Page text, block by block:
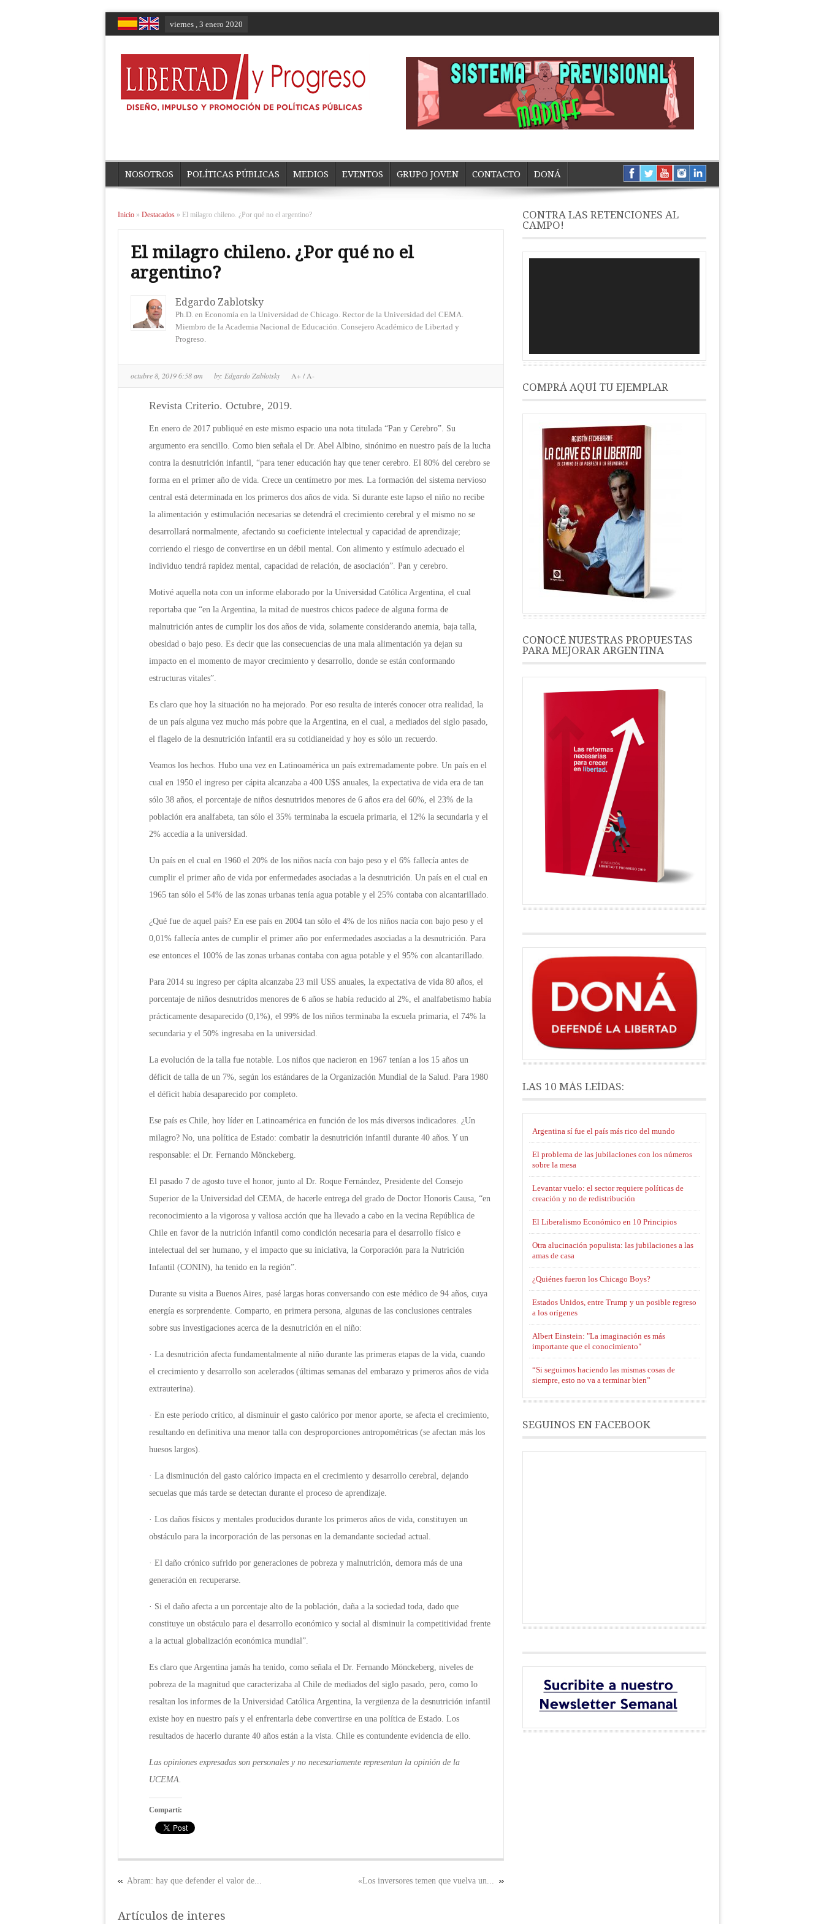
viernes , 3 enero 2020
NOSOTROS POLÍTICAS PÚBLICAS MEDIOS EVENTOS GRUPO JOVEN CONTACTO DONÁ
Inicio » Destacados » El milagro chileno. ¿Por qué no el argentino?
El milagro chileno. ¿Por qué no el
argentino?
Edgardo Zablotsky
Ph.D. en Economía en la Universidad de Chicago. Rector de la Universidad del CEMA.
Miembro de la Academia Nacional de Educación. Consejero Académico de Libertad y
Progreso.
octubre 8, 2019 6:58 am by: Edgardo Zablotsky A+/A-
Revista Criterio. Octubre, 2019.
En enero de 2017 publiqué en este mismo espacio una nota titulada “Pan y Cerebro”. Su
argumento era sencillo. Como bien señala el Dr. Abel Albino, sinónimo en nuestro país de la lucha
contra la desnutrición infantil, “para tener educación hay que tener cerebro. El 80% del cerebro se
forma en el primer año de vida. Crece un centímetro por mes. La formación del sistema nervioso
central está determinada en los primeros dos años de vida. Si durante este lapso el niño no recibe
la alimentación y estimulación necesarias se detendrá el crecimiento cerebral y el mismo no se
desarrollará normalmente, afectando su coeficiente intelectual y capacidad de aprendizaje;
corriendo el riesgo de convertirse en un débil mental. Con alimento y estímulo adecuado el
individuo tendrá rapidez mental, capacidad de relación, de asociación”. Pan y cerebro.
Motivé aquella nota con un informe elaborado por la Universidad Católica Argentina, el cual
reportaba que “en la Argentina, la mitad de nuestros chicos padece de alguna forma de
malnutrición antes de cumplir los dos años de vida, solamente considerando anemia, baja talla,
obesidad o bajo peso. Es decir que las consecuencias de una mala alimentación ya dejan su
impacto en el momento de mayor crecimiento y desarrollo, donde se están conformando
estructuras vitales”.
Es claro que hoy la situación no ha mejorado. Por eso resulta de interés conocer otra realidad, la
de un país alguna vez mucho más pobre que la Argentina, en el cual, a mediados del siglo pasado,
el flagelo de la desnutrición infantil era su cotidianeidad y hoy es sólo un recuerdo.
Veamos los hechos. Hubo una vez en Latinoamérica un país extremadamente pobre. Un país en el
cual en 1950 el ingreso per cápita alcanzaba a 400 U$S anuales, la expectativa de vida era de tan
sólo 38 años, el porcentaje de niños desnutridos menores de 6 años era del 60%, el 23% de la
población era analfabeta, tan sólo el 35% terminaba la escuela primaria, el 12% la secundaria y el
2% accedía a la universidad.
Un país en el cual en 1960 el 20% de los niños nacía con bajo peso y el 6% fallecía antes de
cumplir el primer año de vida por enfermedades asociadas a la desnutrición. Un país en el cual en
1965 tan sólo el 54% de las zonas urbanas tenía agua potable y el 25% contaba con alcantarillado.
¿Qué fue de aquel país? En ese país en 2004 tan sólo el 4% de los niños nacía con bajo peso y el
0,01% fallecía antes de cumplir el primer año por enfermedades asociadas a la desnutrición. Para
ese entonces el 100% de las zonas urbanas contaba con agua potable y el 95% con alcantarillado.
Para 2014 su ingreso per cápita alcanzaba 23 mil U$S anuales, la expectativa de vida 80 años, el
porcentaje de niños desnutridos menores de 6 años se había reducido al 2%, el analfabetismo había
prácticamente desaparecido (0,1%), el 99% de los niños terminaba la escuela primaria, el 74% la
secundaria y el 50% ingresaba en la universidad.
La evolución de la talla fue notable. Los niños que nacieron en 1967 tenían a los 15 años un
déficit de talla de un 7%, según los estándares de la Organización Mundial de la Salud. Para 1980
el déficit había desaparecido por completo.
Ese país es Chile, hoy líder en Latinoamérica en función de los más diversos indicadores. ¿Un
milagro? No, una política de Estado: combatir la desnutrición infantil durante 40 años. Y un
responsable: el Dr. Fernando Mönckeberg.
El pasado 7 de agosto tuve el honor, junto al Dr. Roque Fernández, Presidente del Consejo
Superior de la Universidad del CEMA, de hacerle entrega del grado de Doctor Honoris Causa, “en
reconocimiento a la vigorosa y valiosa acción que ha llevado a cabo en la vecina República de
Chile en favor de la nutrición infantil como condición necesaria para el desarrollo físico e
intelectual del ser humano, y el impacto que su iniciativa, la Corporación para la Nutrición
Infantil (CONIN), ha tenido en la región”.
Durante su visita a Buenos Aires, pasé largas horas conversando con este médico de 94 años, cuya
energía es sorprendente. Comparto, en primera persona, algunas de las conclusiones centrales
sobre sus investigaciones acerca de la desnutrición en el niño:
· La desnutrición afecta fundamentalmente al niño durante las primeras etapas de la vida, cuando
el crecimiento y desarrollo son acelerados (últimas semanas del embarazo y primeros años de vida
extrauterina).
· En este período crítico, al disminuir el gasto calórico por menor aporte, se afecta el crecimiento,
resultando en definitiva una menor talla con desproporciones antropométricas (se afectan más los
huesos largos).
· La disminución del gasto calórico impacta en el crecimiento y desarrollo cerebral, dejando
secuelas que más tarde se detectan durante el proceso de aprendizaje.
· Los daños físicos y mentales producidos durante los primeros años de vida, constituyen un
obstáculo para la incorporación de las personas en la demandante sociedad actual.
· El daño crónico sufrido por generaciones de pobreza y malnutrición, demora más de una
generación en recuperarse.
· Si el daño afecta a un porcentaje alto de la población, daña a la sociedad toda, dado que
constituye un obstáculo para el desarrollo económico y social al disminuir la competitividad frente
a la actual globalización económica mundial”.
Es claro que Argentina jamás ha tenido, como señala el Dr. Fernando Mönckeberg, niveles de
pobreza de la magnitud que caracterizaba al Chile de mediados del siglo pasado, pero, como lo
resaltan los informes de la Universidad Católica Argentina, la vergüenza de la desnutrición infantil
existe hoy en nuestro país y el enfrentarla debe convertirse en una política de Estado. Los
resultados de hacerlo durante 40 años están a la vista. Chile es contundente evidencia de ello.
Las opiniones expresadas son personales y no necesariamente representan la opinión de la
UCEMA.
Compartí:
«Los inversores temen que vuelva un...
Abram: hay que defender el valor de...
Artículos de interes
CONTRA LAS RETENCIONES AL
CAMPO!
COMPRÁ AQUÍ TU EJEMPLAR
CONOCÉ NUESTRAS PROPUESTAS
PARA MEJORAR ARGENTINA
LAS 10 MÁS LEÍDAS:
Argentina sí fue el país más rico del mundo
El problema de las jubilaciones con los números
sobre la mesa
Levantar vuelo: el sector requiere políticas de
creación y no de redistribución
El Liberalismo Económico en 10 Principios
Otra alucinación populista: las jubilaciones a las
amas de casa
¿Quiénes fueron los Chicago Boys?
Estados Unidos, entre Trump y un posible regreso
a los orígenes
Albert Einstein: "La imaginación es más
importante que el conocimiento"
“Si seguimos haciendo las mismas cosas de
siempre, esto no va a terminar bien”
SEGUINOS EN FACEBOOK